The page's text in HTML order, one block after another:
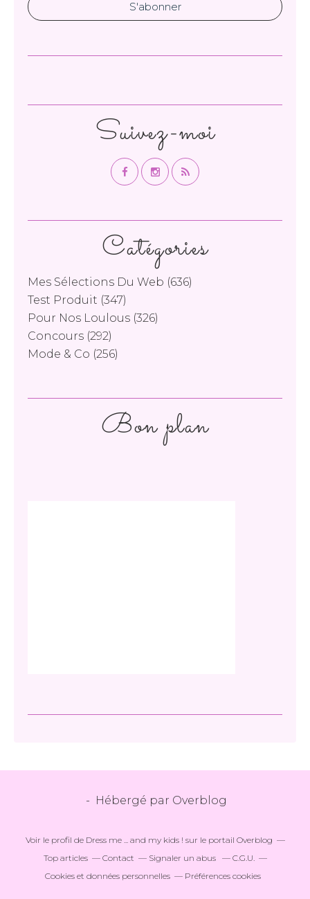
Catégories
Mes Sélections Du Web (636)
Test Produit (347)
Pour Nos Loulous (326)
Concours (292)
Mode & Co (256)
Suivez-moi
Bon plan
- Hébergé par Overblog
Voir le profil de Dress me ... and my kids ! sur le portail Overblog
Top articles
Contact Signaler un abus
C.G.U.
Cookies et données personnelles
Préférences cookies